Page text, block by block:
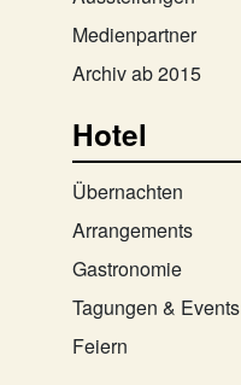
Medienpartner
Archiv ab 2015
Hotel
Übernachten
Arrangements
Gastronomie
Tagungen & Events
Feiern